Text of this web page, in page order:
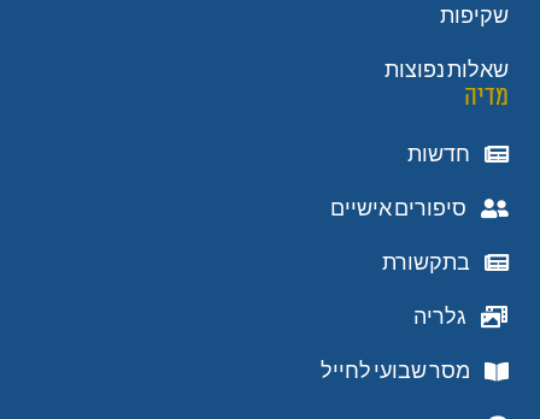
שקיפות
שאלות נפוצות
מדיה
חדשות
סיפורים אישיים
בתקשורת
גלריה
מסר שבועי לחייל